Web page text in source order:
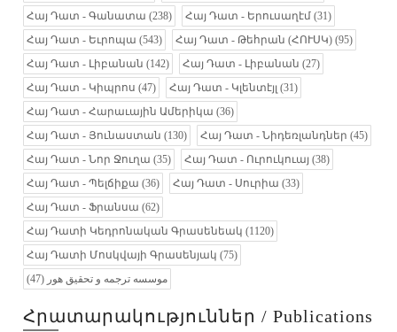
Հայ Դատ - Գանատա (238) Հայ Դատ - Երուսաղէմ (31)
Հայ Դատ - Եւրոպա (543) Հայ Դատ - Թեհրան (ՀՈՒՍԿ) (95)
Հայ Դատ - Լիբանան (142) Հայ Դատ - Լիբանան (27)
Հայ Դատ - Կիպրոս (47) Հայ Դատ - Կլենտէյլ (31)
Հայ Դատ - Հարաւային Ամերիկա (36)
Հայ Դատ - Յունաստան (130) Հայ Դատ - Նիդեռլանդներ (45)
Հայ Դատ - Նոր Ջուղա (35) Հայ Դատ - Ուրուկուայ (38)
Հայ Դատ - Պելճիքա (36) Հայ Դատ - Սուրիա (33)
Հայ Դատ - Ֆրանսա (62)
Հայ Դատի Կեդրոնական Գրասենեակ (1120)
Հայ Դատի Մոսկվայի Գրասենյակ (75)
موسسه ترجمه و تحقیق هور (47)
Հրատարակություններ / Publications